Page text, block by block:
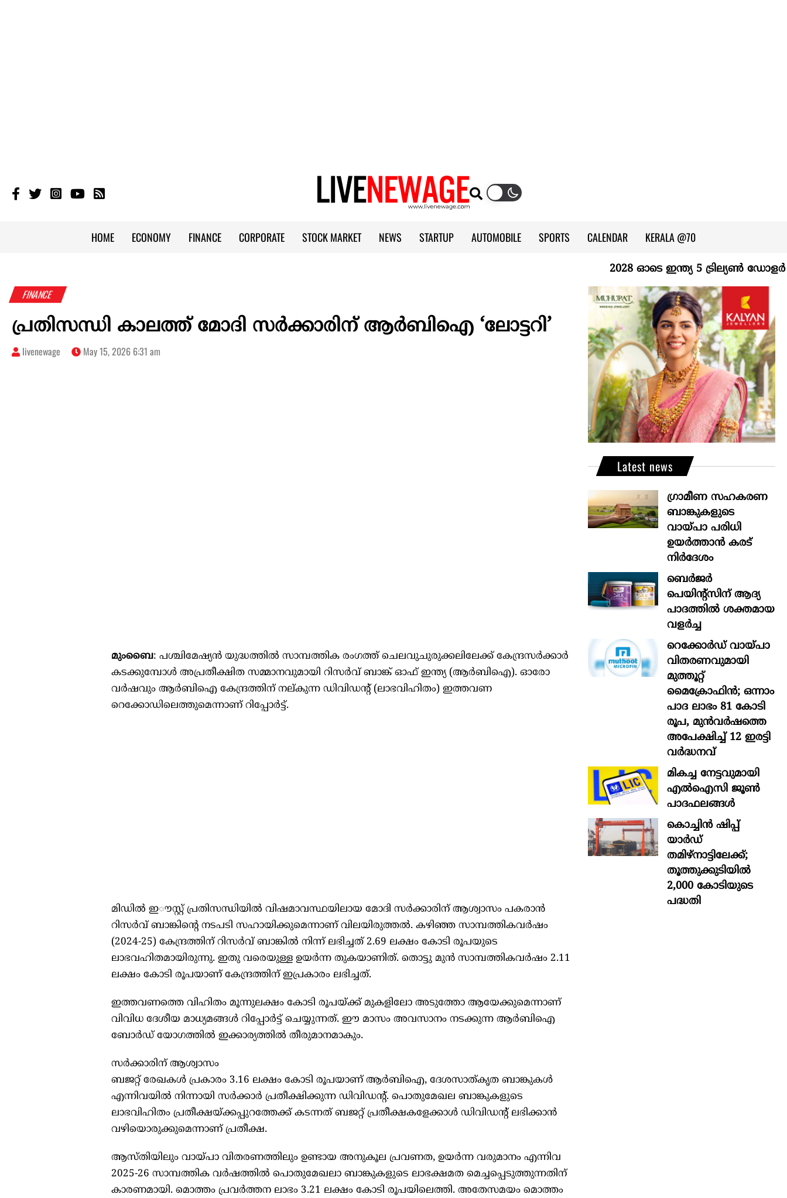
HOME ECONOMY FINANCE CORPORATE STOCK MARKET NEWS STARTUP AUTOMOBILE SPORTS CALENDAR KERALA @70
2028 ഓടെ ഇന്ത്യ 5 ട്രില്യണ്‍ ഡോളര്‍
FINANCE
പ്രതിസന്ധി കാലത്ത് മോദി സര്‍ക്കാരിന് ആര്‍ബിഐ ‘ലോട്ടറി’
livenewage May 15, 2026 6:31 am
മുംബൈ: പശ്ചിമേഷ്യന്‍ യുദ്ധത്തില്‍ സാമ്പത്തിക രംഗത്ത് ചെലവുചുരുക്കലിലേക്ക് കേന്ദ്രസര്‍ക്കാര്‍
കടക്കുമ്പോള്‍ അപ്രതീക്ഷിത സമ്മാനവുമായി റിസര്‍വ് ബാങ്ക് ഓഫ് ഇന്ത്യ (ആര്‍ബിഐ). ഓരോ
വര്‍ഷവും ആര്‍ബിഐ കേന്ദ്രത്തിന് നല്കുന്ന ഡിവിഡന്റ് (ലാഭവിഹിതം) ഇത്തവണ
റെക്കോഡിലെത്തുമെന്നാണ് റിപ്പോര്‍ട്ട്.
മിഡില്‍ ഇൗസ്റ്റ് പ്രതിസന്ധിയില്‍ വിഷമാവസ്ഥയിലായ മോദി സര്‍ക്കാരിന് ആശ്വാസം പകരാന്‍
റിസര്‍വ് ബാങ്കിന്റെ നടപടി സഹായിക്കുമെന്നാണ് വിലയിരുത്തല്‍. കഴിഞ്ഞ സാമ്പത്തികവര്‍ഷം
(2024-25) കേന്ദ്രത്തിന് റിസര്‍വ് ബാങ്കില്‍ നിന്ന് ലഭിച്ചത് 2.69 ലക്ഷം കോടി രൂപയുടെ
ലാഭവഹിതമായിരുന്നു. ഇതു വരെയുള്ള ഉയര്‍ന്ന തുകയാണിത്. തൊട്ടു മുന്‍ സാമ്പത്തികവര്‍ഷം 2.11
ലക്ഷം കോടി രൂപയാണ് കേന്ദ്രത്തിന് ഇപ്രകാരം ലഭിച്ചത്.
ഇത്തവണത്തെ വിഹിതം മൂന്നുലക്ഷം കോടി രൂപയ്ക്ക് മുകളിലോ അടുത്തോ ആയേക്കുമെന്നാണ്
വിവിധ ദേശീയ മാധ്യമങ്ങള്‍ റിപ്പോര്‍ട്ട് ചെയ്യുന്നത്. ഈ മാസം അവസാനം നടക്കുന്ന ആര്‍ബിഐ
ബോര്‍ഡ് യോഗത്തില്‍ ഇക്കാര്യത്തില്‍ തീരുമാനമാകും.
സര്‍ക്കാരിന് ആശ്വാസം
ബജറ്റ് രേഖകള്‍ പ്രകാരം 3.16 ലക്ഷം കോടി രൂപയാണ് ആര്‍ബിഐ, ദേശസാത്കൃത ബാങ്കുകള്‍
എന്നിവയില്‍ നിന്നായി സര്‍ക്കാര്‍ പ്രതീക്ഷിക്കുന്ന ഡിവിഡന്റ്. പൊതുമേഖല ബാങ്കുകളുടെ
ലാഭവിഹിതം പ്രതീക്ഷയ്ക്കപ്പുറത്തേക്ക് കടന്നത് ബജറ്റ് പ്രതീക്ഷകളേക്കാള്‍ ഡിവിഡന്റ് ലഭിക്കാന്‍
വഴിയൊരുക്കുമെന്നാണ് പ്രതീക്ഷ.
ആസ്തിയിലും വായ്പാ വിതരണത്തിലും ഉണ്ടായ അനുകൂല പ്രവണത, ഉയര്‍ന്ന വരുമാനം എന്നിവ
2025-26 സാമ്പത്തിക വര്‍ഷത്തില്‍ പൊതുമേഖലാ ബാങ്കുകളുടെ ലാഭക്ഷമത മെച്ചപ്പെടുത്തുന്നതിന്
കാരണമായി. മൊത്തം പ്രവര്‍ത്തന ലാഭം 3.21 ലക്ഷം കോടി രൂപയിലെത്തി. അതേസമയം മൊത്തം
Latest news
ഗ്രാമീണ സഹകരണ
ബാങ്കുകളുടെ
വായ്പാ പരിധി
ഉയർത്താൻ കരട്
നിർദേശം
ബെർജർ
പെയിന്റ്സിന് ആദ്യ
പാദത്തിൽ ശക്തമായ
വളർച്ച
റെക്കോർഡ് വായ്പാ
വിതരണവുമായി
മുത്തൂറ്റ്
മൈക്രോഫിൻ; ഒന്നാം
പാദ ലാഭം 81 കോടി
രൂപ, മുൻവർഷത്തെ
അപേക്ഷിച്ച് 12 ഇരട്ടി
വർദ്ധനവ്
മികച്ച നേട്ടവുമായി
എൽഐസി ജൂൺ
പാദഫലങ്ങൾ
കൊച്ചിന്‍ ഷിപ്പ്
യാർഡ്
തമിഴ്നാട്ടിലേക്ക്;
തൂത്തുക്കുടിയിൽ
2,000 കോടിയുടെ
പദ്ധതി